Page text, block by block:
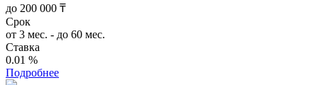
до 200 000 ₸
Срок
от 3 мес. - до 60 мес.
Ставка
0.01 %
Подробнее